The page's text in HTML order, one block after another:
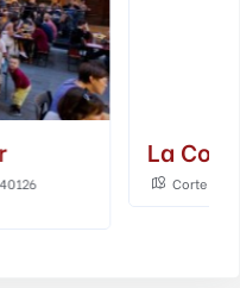
La Corte
Corte Isolani,